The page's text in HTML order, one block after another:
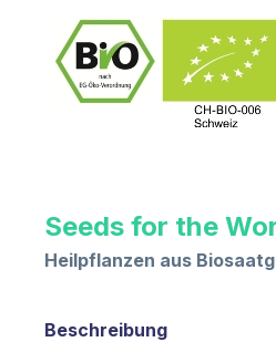
Seeds for the
Heilpflanzen aus
Beschreibung